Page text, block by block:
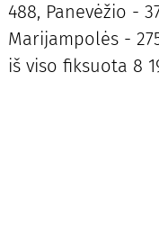
488, Panevėžio -
Marijampolės -
iš viso fiksuota 8